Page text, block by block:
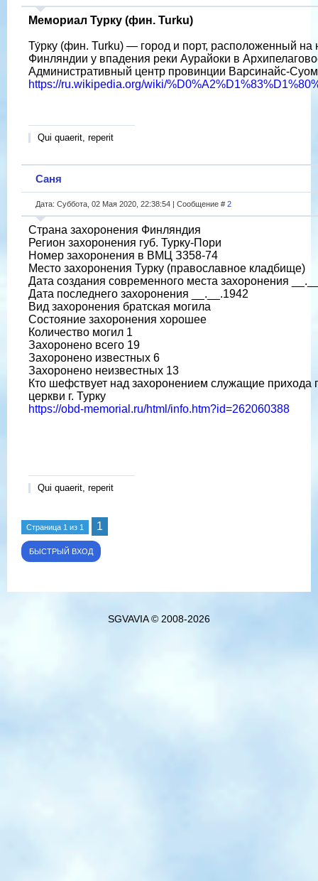
Мемориал Турку (фин. Turku)
Ту́рку (фин. Turku) — город и порт, расположенный на
Финляндии у впадения реки Аурайоки в
Административный центр провинции Варсинайс-
https://ru.wikipedia.org/wiki/
Qui quaerit, reperit
Саня
Дата: Суббота, 02 Мая 2020, 22:38:54 | Сообщение # 2
Страна захоронения Финляндия
Регион захоронения губ. Турку-Пори
Номер захоронения в ВМЦ З358-74
Место захоронения Турку (православное кладбище)
Дата создания современного места захоронения
Дата последнего захоронения __.__.1942
Вид захоронения братская могила
Состояние захоронения хорошее
Количество могил 1
Захоронено всего 19
Захоронено известных 6
Захоронено неизвестных 13
Кто шефствует над захоронением служащие прихода
церкви г. Турку
https://obd-memorial.ru/html/info.htm?id=262060388
Qui quaerit, reperit
Страница 1 из 1 1
SGVAVIA © 2008-2026